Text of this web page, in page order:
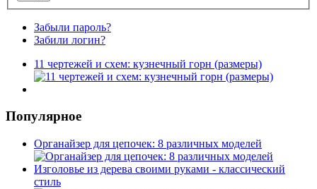
Забыли пароль?
Забили логин?
11 чертежей и схем: кузнечный горн (размеры)
Популярное
Органайзер для цепочек: 8 различных моделей
Изголовье из дерева своими руками - классический
стиль